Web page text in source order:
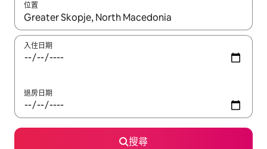
位置
如有搜尋結果，瀏覽內容時請使用上下箭頭，或輕點、滑動裝置。
入住日期
退房日期
搜尋